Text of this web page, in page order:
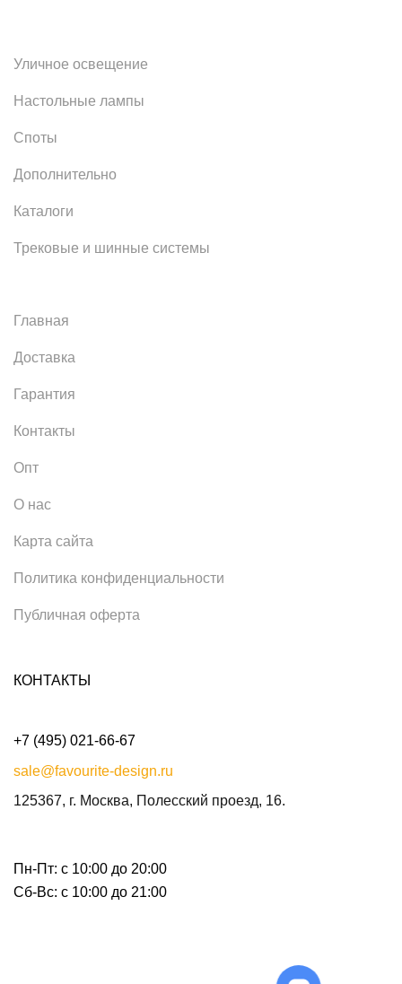
Уличное освещение
Настольные лампы
Споты
Дополнительно
Каталоги
Трековые и шинные системы
Главная
Доставка
Гарантия
Контакты
Опт
О нас
Карта сайта
Политика конфиденциальности
Публичная оферта
КОНТАКТЫ
+7 (495) 021-66-67
sale@favourite-design.ru
125367, г. Москва, Полесский проезд, 16.
Пн-Пт: с 10:00 до 20:00
Сб-Вс: с 10:00 до 21:00